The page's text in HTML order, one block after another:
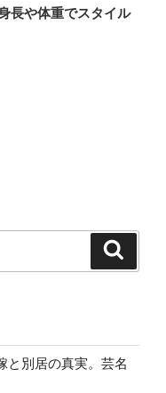
長や体重でスタイル
と別居の真実。芸名